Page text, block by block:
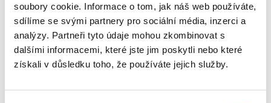
soubory cookie. Informace o tom, jak náš web používáte,
sdílíme se svými partnery pro sociální média, inzerci a
analýzy. Partneři tyto údaje mohou zkombinovat s
dalšími informacemi, které jste jim poskytli nebo které
získali v důsledku toho, že používáte jejich služby.